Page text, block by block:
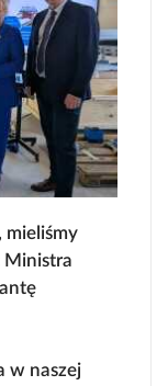
mieliśmy
Ministra
w naszej